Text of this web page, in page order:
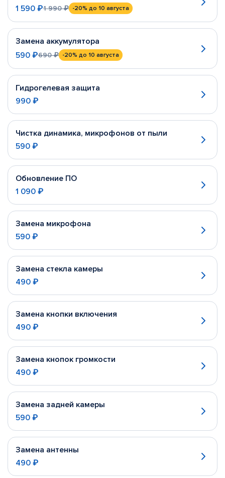
1 590 ₽1 990 ₽ -20% до 10 августа
Замена аккумулятора
590 ₽690 ₽ -20% до 10 августа
Гидрогелевая защита
990 ₽
Чистка динамика, микрофонов от пыли
590 ₽
Обновление ПО
1 090 ₽
Замена микрофона
590 ₽
Замена стекла камеры
490 ₽
Замена кнопки включения
490 ₽
Замена кнопок громкости
490 ₽
Замена задней камеры
590 ₽
Замена антенны
490 ₽